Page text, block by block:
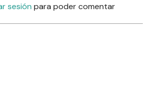
sesión para poder comentar